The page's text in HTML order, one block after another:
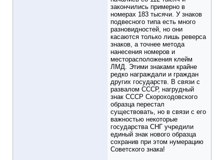
закончились примерно в
номерах 183 тысячи. У знаков
подвесного типа есть много
разновидностей, но они
касаются только лишь реверса
знаков, а точнее метода
нанесения номеров и
месторасположения клейм
ЛМД. Этими знаками крайне
редко награждали и граждан
других государств. В связи с
развалом СССР, нагрудный
знак СССР Скороходовского
образца перестал
существовать, но в связи с его
важностью некоторые
государства СНГ учредили
единый знак нового образца
сохранив при этом нумерацию
Советского знака!